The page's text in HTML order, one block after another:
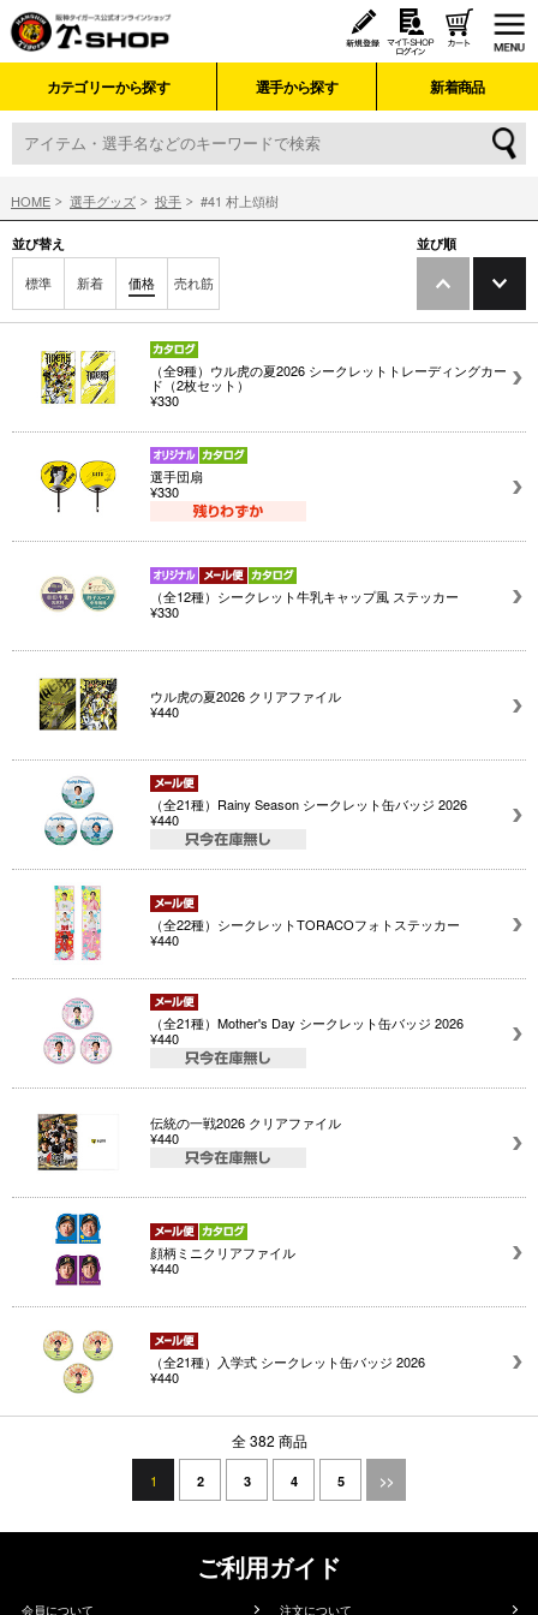
カテゴリーから探す 選手から探す 新着商品
HOME 選手グッズ 投手 #41 村上頌樹
並び替え
標準 新着 価格 売れ筋
並び順
（全9種）ウル虎の夏2026 シークレットトレーディングカー
ド（2枚セット）
¥330
選手団扇
¥330
（全12種）シークレット牛乳キャップ風 ステッカー
¥330
ウル虎の夏2026 クリアファイル
¥440
（全21種）Rainy Season シークレット缶バッジ 2026
¥440
（全22種）シークレットTORACOフォトステッカー
¥440
（全21種）Mother's Day シークレット缶バッジ 2026
¥440
伝統の一戦2026 クリアファイル
¥440
顔柄ミニクリアファイル
¥440
（全21種）入学式 シークレット缶バッジ 2026
¥440
全 382 商品
1 2 3 4 5 >>
ご利用ガイド
会員について 注文について